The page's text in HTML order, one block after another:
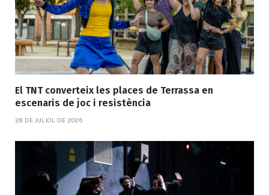
El TNT converteix les places de Terrassa en
escenaris de joc i resistència
28 DE JULIOL DE 2026